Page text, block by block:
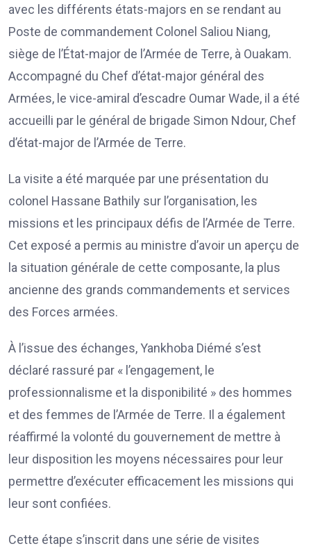
avec les différents états-majors en se rendant au
Poste de commandement Colonel Saliou Niang,
siège de l’État-major de l’Armée de Terre, à Ouakam.
Accompagné du Chef d’état-major général des
Armées, le vice-amiral d’escadre Oumar Wade, il a été
accueilli par le général de brigade Simon Ndour, Chef
d’état-major de l’Armée de Terre.
La visite a été marquée par une présentation du
colonel Hassane Bathily sur l’organisation, les
missions et les principaux défis de l’Armée de Terre.
Cet exposé a permis au ministre d’avoir un aperçu de
la situation générale de cette composante, la plus
ancienne des grands commandements et services
des Forces armées.
À l’issue des échanges, Yankhoba Diémé s’est
déclaré rassuré par « l’engagement, le
professionnalisme et la disponibilité » des hommes
et des femmes de l’Armée de Terre. Il a également
réaffirmé la volonté du gouvernement de mettre à
leur disposition les moyens nécessaires pour leur
permettre d’exécuter efficacement les missions qui
leur sont confiées.
Cette étape s’inscrit dans une série de visites